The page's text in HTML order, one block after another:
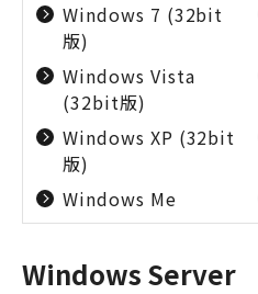
Windows 7 (32bit
版)
Windows Vista
(32bit版)
Windows XP (32bit
版)
Windows Me
Windows Server